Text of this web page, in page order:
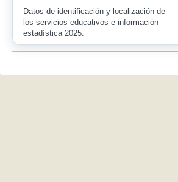
Datos de identificación y localización de
los servicios educativos e información
estadística 2025.